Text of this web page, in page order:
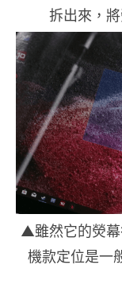
拆出來，
▲雖然它的熒幕
機款定位是一